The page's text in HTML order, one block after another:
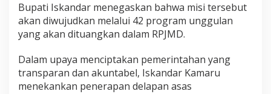
Bupati Iskandar menegaskan bahwa misi tersebut
akan diwujudkan melalui 42 program unggulan
yang akan dituangkan dalam RPJMD.
Dalam upaya menciptakan pemerintahan yang
transparan dan akuntabel, Iskandar Kamaru
menekankan penerapan delapan asas